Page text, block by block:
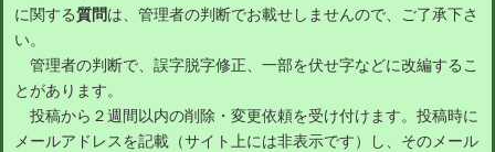
に関する質問は、管理者の判断でお載せしませんので、ご了承下さ
い。
管理者の判断で、誤字脱字修正、一部を伏せ字などに改編するこ
とがあります。
投稿から２週間以内の削除・変更依頼を受け付けます。投稿時に
メールアドレスを記載（サイト上には非表示です）し、そのメール